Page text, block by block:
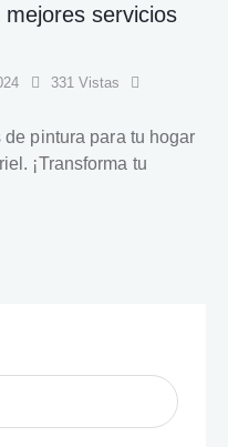
servicios
331 Vistas
pintura para tu hogar
¡Transforma tu